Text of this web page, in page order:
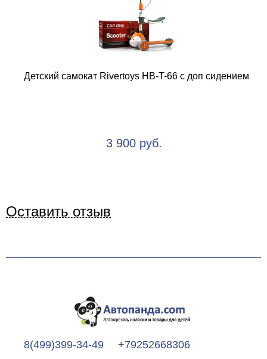
Детский самокат Rivertoys HB-T-66 с доп сидением
3 900 руб.
Оставить отзыв
8(499)399-34-49 +79252668306